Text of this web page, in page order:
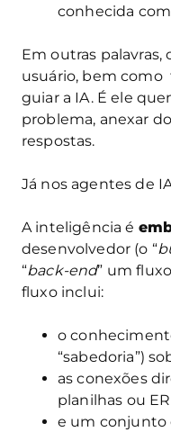
conhecida
Em outras
usuário, bem como
guiar a IA. É ele
problema, anexar
respostas.
Já nos agentes de
A inteligência é
desenvolvedor (o “
“back-end” um
fluxo inclui:
o
“sabedoria”)
as conexões
planilhas ou
e um conjunto